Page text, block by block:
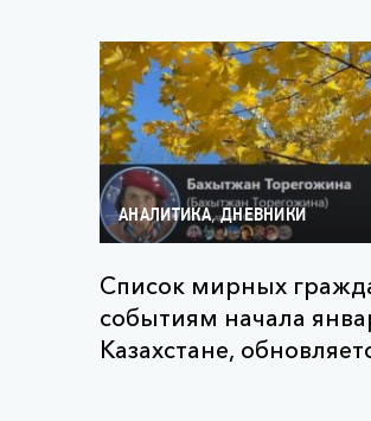
АНАЛИТИКА,ДНЕВНИКИ
Список мирных
событиям начала
Казахстане,